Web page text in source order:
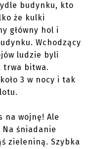
budynku, kto
że kulki
główny hol i
Wchodzący
ludzie byli
trwa bitwa.
3 w nocy i tak
na wojnę! Ale
śniadanie
zieleniną. Szybka